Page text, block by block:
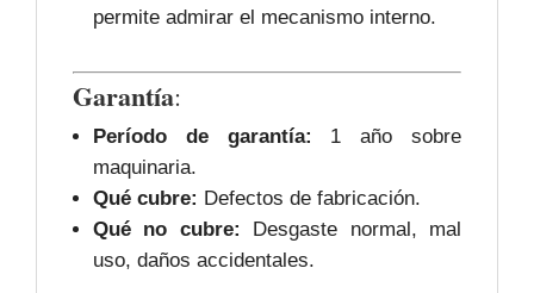
permite admirar el mecanismo interno.
Garantía:
Período de garantía: 1 año sobre
maquinaria.
Qué cubre: Defectos de fabricación.
Qué no cubre: Desgaste normal, mal
uso, daños accidentales.